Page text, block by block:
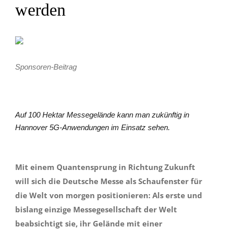
werden
Sponsoren-Beitrag
Auf 100 Hektar Messegelände kann man zukünftig in
Hannover 5G-Anwendungen im Einsatz sehen.
Mit einem Quantensprung in Richtung Zukunft
will sich die Deutsche Messe als Schaufenster für
die Welt von morgen positionieren: Als erste und
bislang einzige Messegesellschaft der Welt
beabsichtigt sie, ihr Gelände mit einer